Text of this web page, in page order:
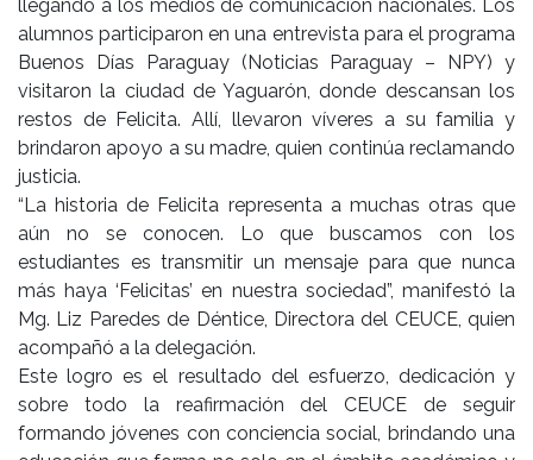
llegando a los medios de comunicación nacionales. Los
alumnos participaron en una entrevista para el programa
Buenos Días Paraguay (Noticias Paraguay – NPY) y
visitaron la ciudad de Yaguarón, donde descansan los
restos de Felicita. Allí, llevaron víveres a su familia y
brindaron apoyo a su madre, quien continúa reclamando
justicia.
“La historia de Felicita representa a muchas otras que
aún no se conocen. Lo que buscamos con los
estudiantes es transmitir un mensaje para que nunca
más haya ‘Felicitas’ en nuestra sociedad”, manifestó la
Mg. Liz Paredes de Déntice, Directora del CEUCE, quien
acompañó a la delegación.
Este logro es el resultado del esfuerzo, dedicación y
sobre todo la reafirmación del CEUCE de seguir
formando jóvenes con conciencia social, brindando una